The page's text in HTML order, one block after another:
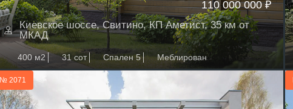
110 000 000 ₽
Киевское шоссе, Свитино, КП Аметист, 35 км от
МКАД
400 м2 31 сот Спален 5 Меблирован
№ 2071